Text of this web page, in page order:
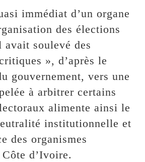
immédiat d’un organe
des élections
soulevé des
», d’après le
gouvernement, vers une
à arbitrer certains
alimente ainsi le
institutionnelle et
des organismes
d’Ivoire.